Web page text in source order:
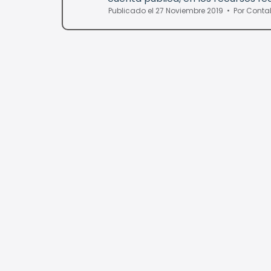
Publicado el 27 Noviembre 2019 Por